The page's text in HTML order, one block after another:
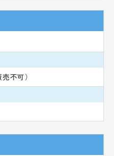
不可）